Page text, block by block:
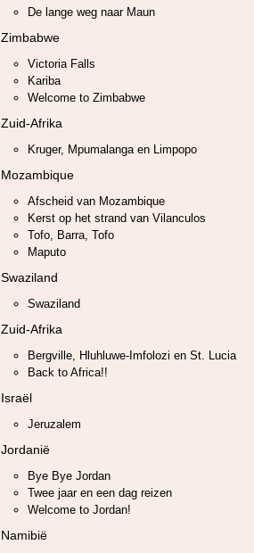
De lange weg naar Maun
Zimbabwe
Victoria Falls
Kariba
Welcome to Zimbabwe
Zuid-Afrika
Kruger, Mpumalanga en Limpopo
Mozambique
Afscheid van Mozambique
Kerst op het strand van Vilanculos
Tofo, Barra, Tofo
Maputo
Swaziland
Swaziland
Zuid-Afrika
Bergville, Hluhluwe-Imfolozi en St. Lucia
Back to Africa!!
Israël
Jeruzalem
Jordanië
Bye Bye Jordan
Twee jaar en een dag reizen
Welcome to Jordan!
Namibië